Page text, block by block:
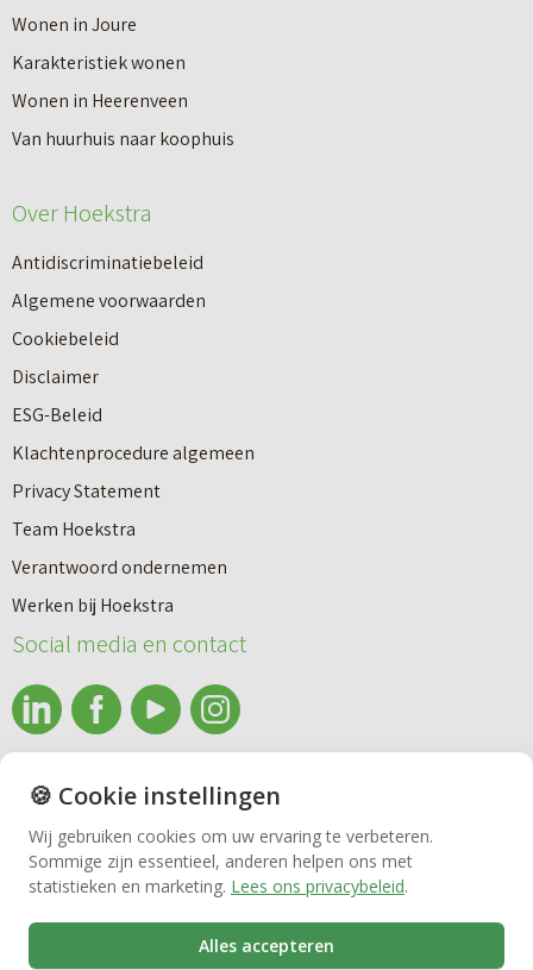
Nieuwbouw
Huren
Bedrijfsmakelaardij
Vastgoedbeheer
Wonen in Joure
Karakteristiek wonen
Wonen in Heerenveen
Van huurhuis naar koophuis
Over Hoekstra
Antidiscriminatiebeleid
Algemene voorwaarden
Cookiebeleid
Disclaimer
ESG-Beleid
Klachtenprocedure algemeen
Privacy Statement
Team Hoekstra
Verantwoord ondernemen
Werken bij Hoekstra
Social media en contact
info@makelaardijhoekstra.nl
Alle contactgegevens
Bekijk de laatste nieuwsbrief van Makelaardij Hoekstra
Inschrijven nieuwsbrief Makelaardij Hoekstra
🍪 Cookie instellingen
Wij gebruiken cookies om uw ervaring te verbeteren.
Sommige zijn essentieel, anderen helpen ons met
statistieken en marketing. Lees ons privacybeleid.
Alles accepteren